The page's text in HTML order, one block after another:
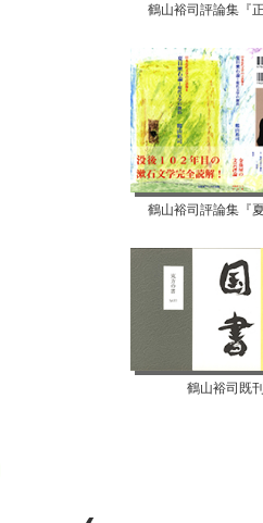
鶴山裕司評論集『
鶴山裕司評論集『
鶴山裕司既